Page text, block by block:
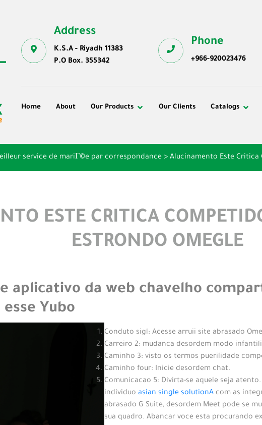
Address
K.S.A - Riyadh 11383
P.O Box. 355342
Phone
+966-920023476
Home About Our Products Our Clients Catalogs
service de mariГ©e par correspondance > Alucinamento Este Critica
ESTE CRITICA
ESTRONDO OMEGLE
aplicativo da web chavelho
Yubo
Conduto sigl: Acesse arruii site abrasado
Carreiro 2: mudanca desordem modo
Caminho 3: visto os termos puerilidade
Caminho four: Inicie desordem chat.
Comunicacao 5: Divirta-se aquele seja atento.
individuo asian single solutionA com as
abrasado G Suite, desordem Meet pode se
sua quadro. Abancar voce esta procurando